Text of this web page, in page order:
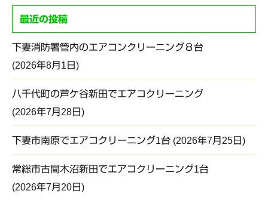
最近の投稿
下妻消防署管内のエアコンクリーニング８台
2026年8月1日
八千代町の芦ケ谷新田でエアコクリーニング
2026年7月28日
下妻市南原でエアコクリーニング1台 2026年7月25日
常総市古間木沼新田でエアコクリーニング1台
2026年7月20日